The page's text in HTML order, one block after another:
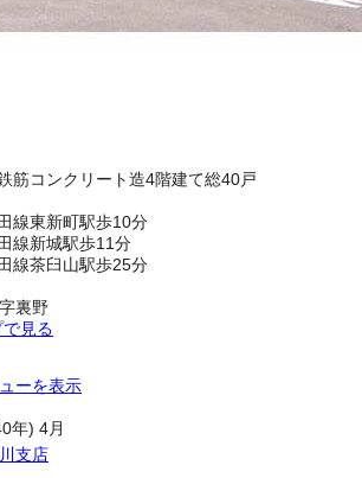
筋コンクリート造4階建て総40戸
線東新町駅歩10分
線新城駅歩11分
線茶臼山駅歩25分
裏野
見る
ーを表示
年) 4月
支店